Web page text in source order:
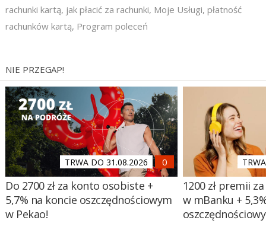
rachunki kartą, jak płacić za rachunki, Moje Usługi, płatność
rachunków kartą, Program poleceń
NIE PRZEGAP!
TRWA DO 31.08.2026
Do 2700 zł za konto osobiste +
5,7% na koncie oszczędnościowym
w Pekao!
1200 zł premii
w mBanku +